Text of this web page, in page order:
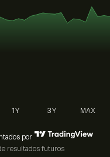
1Y 3Y MAX
por
resultados futuros